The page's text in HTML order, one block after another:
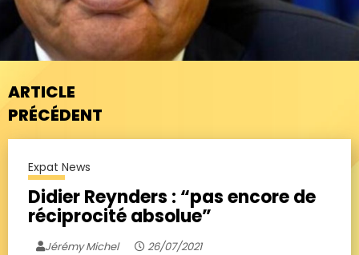
ARTICLE
PRÉCÉDENT
Expat News
Didier Reynders : “pas encore de
réciprocité absolue”
Jérémy Michel 26/07/2021